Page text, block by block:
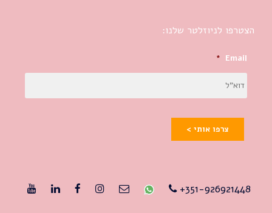
הצטרפו לניוזלטר שלנו:
Email
*
צרפו אותי >
351-926921448+